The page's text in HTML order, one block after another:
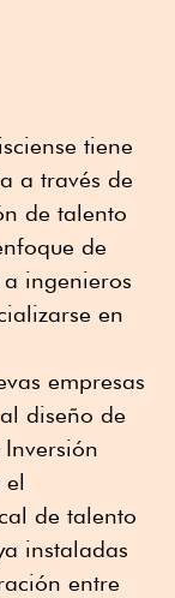
tiene
a través de
de talento
de
ingenieros
en
empresas
diseño de
el
de talento
instaladas
entre